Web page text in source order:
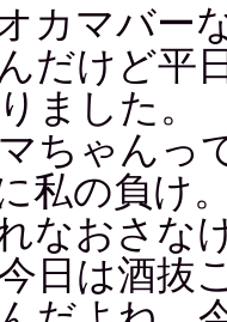
カマバー
だけど平
ました。
ちゃんっ
私の負け
なおさな
日は酒抜